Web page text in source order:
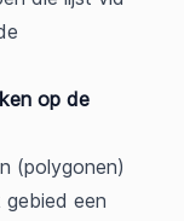
op de
(polygonen)
een